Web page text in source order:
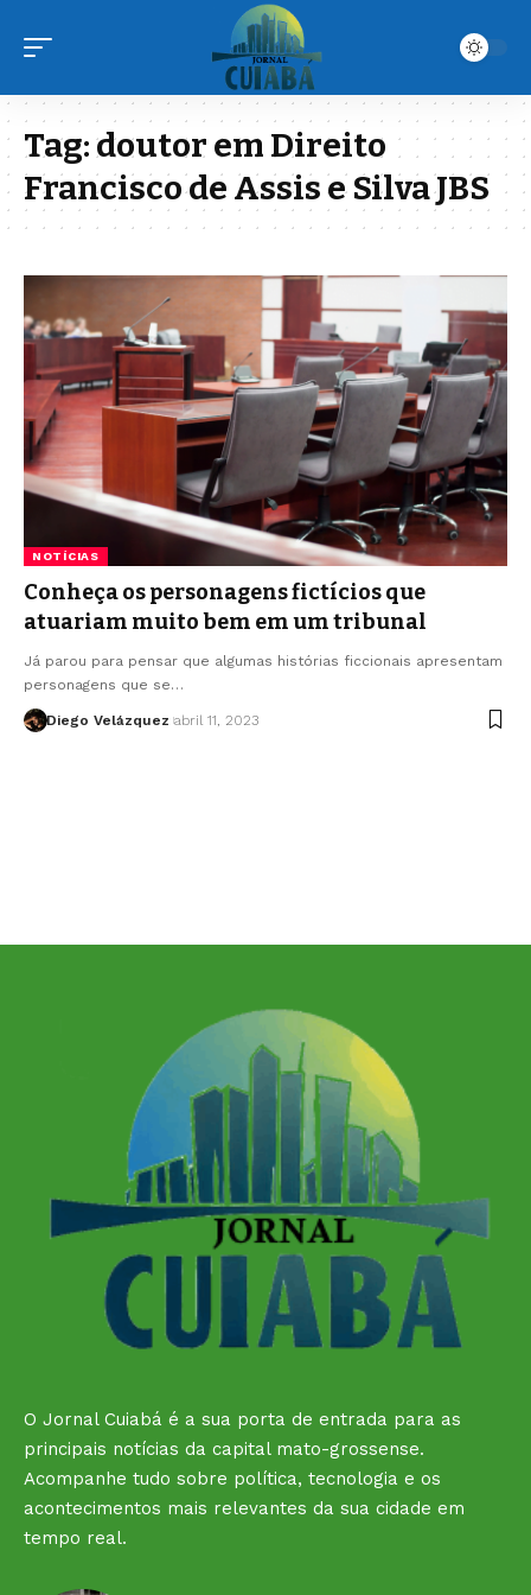
Tag:doutor em Direito
Francisco de Assis e Silva JBS
NOTÍCIAS
Conheça os personagens fictícios que
atuariam muito bem em um tribunal
Já parou para pensar que algumas histórias ficcionais apresentam
personagens que se…
Diego Velázquez abril 11, 2023
O Jornal Cuiabá é a sua porta de entrada para as
principais notícias da capital mato-grossense.
Acompanhe tudo sobre política, tecnologia e os
acontecimentos mais relevantes da sua cidade em
tempo real.